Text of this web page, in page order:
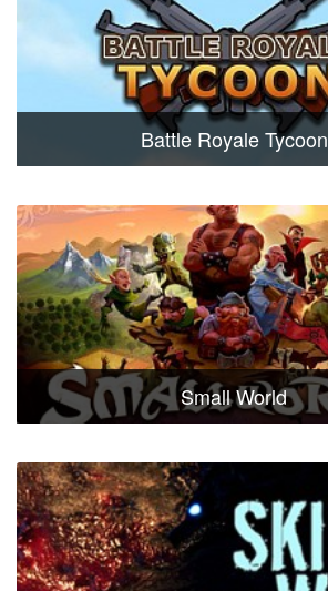
Battle Royale Tycoon
Small World